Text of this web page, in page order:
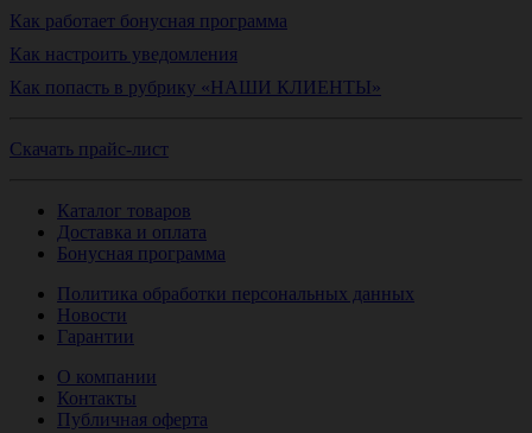
Как работает бонусная программа
Как настроить уведомления
Как попасть в рубрику «НАШИ КЛИЕНТЫ»
Скачать прайс-лист
Каталог товаров
Доставка и оплата
Бонусная программа
Политика обработки персональных данных
Новости
Гарантии
О компании
Контакты
Публичная оферта